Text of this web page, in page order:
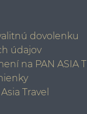
dovolenku
údajov
na PAN ASIA
Travel